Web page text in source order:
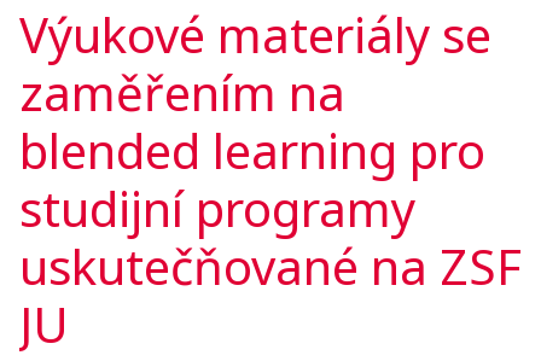
Výukové materiály se
zaměřením na
blended learning pro
studijní programy
uskutečňované na ZSF
JU